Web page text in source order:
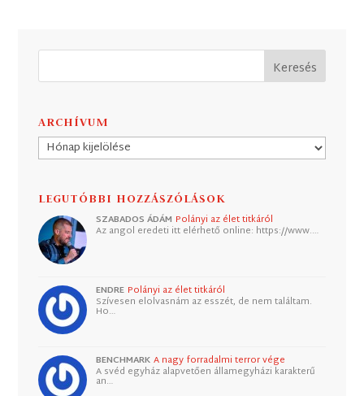
ARCHÍVUM
Archívum
LEGUTÓBBI HOZZÁSZÓLÁSOK
SZABADOS ÁDÁM Polányi az élet titkáról
Az angol eredeti itt elérhető online: https://www.…
ENDRE Polányi az élet titkáról
Szívesen elolvasnám az esszét, de nem találtam.
Ho…
BENCHMARK A nagy forradalmi terror vége
A svéd egyház alapvetően államegyházi karakterű
an…